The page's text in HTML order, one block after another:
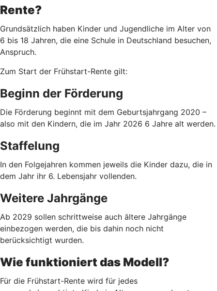
Rente?
Grundsätzlich haben Kinder und Jugendliche im Alter von
6 bis 18 Jahren, die eine Schule in Deutschland besuchen,
Anspruch.
Zum Start der Frühstart-Rente gilt:
Beginn der Förderung
Die Förderung beginnt mit dem Geburtsjahrgang 2020 –
also mit den Kindern, die im Jahr 2026 6 Jahre alt werden.
Staffelung
In den Folgejahren kommen jeweils die Kinder dazu, die in
dem Jahr ihr 6. Lebensjahr vollenden.
Weitere Jahrgänge
Ab 2029 sollen schrittweise auch ältere Jahrgänge
einbezogen werden, die bis dahin noch nicht
berücksichtigt wurden.
Wie funktioniert das Modell?
Für die Frühstart-Rente wird für jedes